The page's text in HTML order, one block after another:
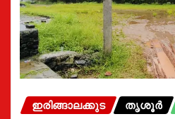
ഇരിങ്ങാലക്കുട തൃശൂർ